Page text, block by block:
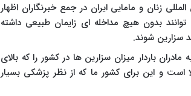
زنان و مامایی ایران در جمع خبرنگاران اظهار
۸۵ درصد زنان باردار می توانند بدون هیچ مداخله ای زایمان طبیعی داشته
باردار میزان سزارین ها در کشور را که بالای
است و این برای کشور ما که از نظر پزشکی بسیار